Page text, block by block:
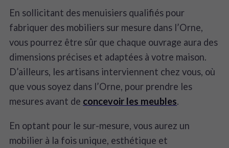
En sollicitant des menuisiers qualifiés pour
fabriquer des mobiliers sur mesure dans l’Orne,
vous pourrez être sûr que chaque ouvrage aura des
dimensions précises et adaptées à votre maison.
D’ailleurs, les artisans interviennent chez vous, où
que vous soyez dans l’Orne, pour prendre les
mesures avant de concevoir les meubles.
En optant pour le sur-mesure, vous aurez un
mobilier à la fois unique, esthétique et